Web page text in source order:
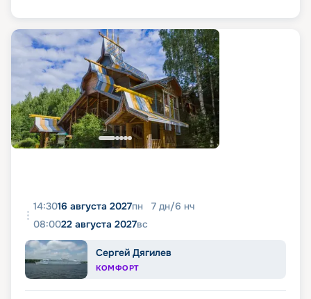
14:3016 августа 2027пн 7 дн/6 нч
08:0022 августа 2027вс
Сергей Дягилев
КОМФОРТ